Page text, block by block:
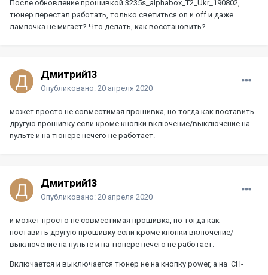
После обновление прошивкой 3235s_alphabox_T2_Ukr_190802,
тюнер перестал работать, только светиться on и off и даже
лампочка не мигает? Что делать, как восстановить?
Дмитрий13
Опубликовано: 20 апреля 2020
может просто не совместимая прошивка, но тогда как поставить
другую прошивку если кроме кнопки включение/выключение на
пульте и на тюнере нечего не работает.
Дмитрий13
Опубликовано: 20 апреля 2020
и может просто не совместимая прошивка, но тогда как
поставить другую прошивку если кроме кнопки включение/
выключение на пульте и на тюнере нечего не работает.
Включается и выключается тюнер не на кнопку power, а на CH-